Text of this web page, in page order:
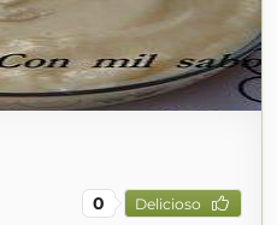
0 Delicioso